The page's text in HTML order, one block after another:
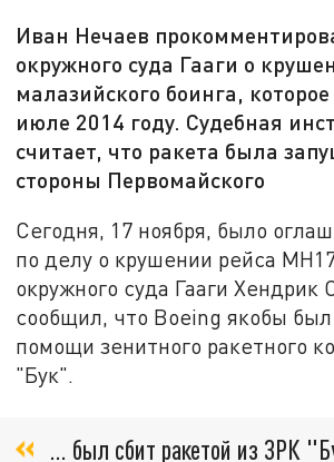
Иван Нечаев
окружного суда Гааги о
малазийского боинга,
июле 2014 году. Судебная
считает, что ракета была
стороны Первомайского
Сегодня, 17 ноября, было
по делу о крушении рейса
окружного суда Гааги Хендрик
сообщил, что Boeing якобы
помощи зенитного ракетного
"Бук".
… был сбит ракетой из ЗРК